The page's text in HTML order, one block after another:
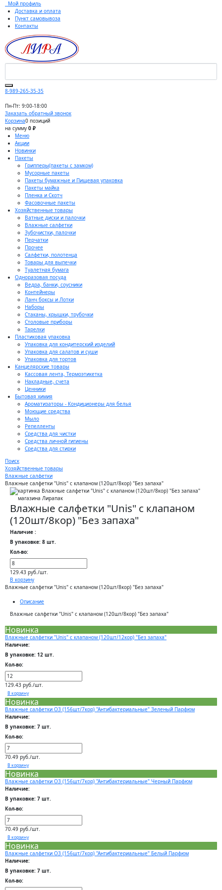
Мой профиль
Доставка и оплата
Пункт самовывоза
Контакты
8-989-265-35-35
Пн-Пт: 9:00-18:00
Заказать обратный звонок
Корзина0 позиций
на сумму 0 ₽
Меню
Акции
Новинки
Пакеты
Грипперы(пакеты с замком)
Мусорные пакеты
Пакеты бумажные и Пищевая упаковка
Пакеты майка
Пленка и Скотч
Фасовочные пакеты
Хозяйственные товары
Ватные диски и палочки
Влажные салфетки
Зубочистки, палочки
Перчатки
Прочее
Салфетки, полотенца
Товары для выпечки
Туалетная бумага
Одноразовая посуда
Ведра, банки, соусники
Контейнеры
Ланч боксы и Лотки
Наборы
Стаканы, крышки, трубочки
Столовые приборы
Тарелки
Пластиковая упаковка
Упаковка для кондитерский изделий
Упаковка для салатов и суши
Упаковка для тортов
Канцелярские товары
Кассовая лента, Термоэтикетка
Накладные, счета
Ценники
Бытовая химия
Ароматизаторы - Кондиционеры для белья
Моющие средства
Мыло
Репелленты
Средства для чистки
Средства личной гигиены
Средства для стирки
Поиск
Хозяйственные товары
Влажные салфетки
Влажные салфетки "Unis" с клапаном (120шт/8кор) "Без запаха"
Влажные салфетки "Unis" с клапаном
(120шт/8кор) "Без запаха"
Наличие :
В упаковке: 8 шт.
Кол-во:
129.43 руб./шт.
В корзину
Влажные салфетки "Unis" с клапаном (120шт/8кор) "Без запаха"
Описание
Влажные салфетки "Unis" с клапаном (120шт/8кор) "Без запаха"
Новинка
Влажные салфетки "Unis" с клапаном (120шт/12кор) "Без запаха"
Наличие:
В упаковке: 12 шт.
Кол-во:
129.43 руб./шт.
В корзину
Новинка
Влажные салфетки О3 (156шт/7кор) "Антибактериальные" Зеленый Парфюм
Наличие:
В упаковке: 7 шт.
Кол-во:
70.49 руб./шт.
В корзину
Новинка
Влажные салфетки О3 (156шт/7кор) "Антибактериальные" Черный Парфюм
Наличие:
В упаковке: 7 шт.
Кол-во:
70.49 руб./шт.
В корзину
Новинка
Влажные салфетки О3 (156шт/7кор) "Антибактериальные" Белый Парфюм
Наличие:
В упаковке: 7 шт.
Кол-во: